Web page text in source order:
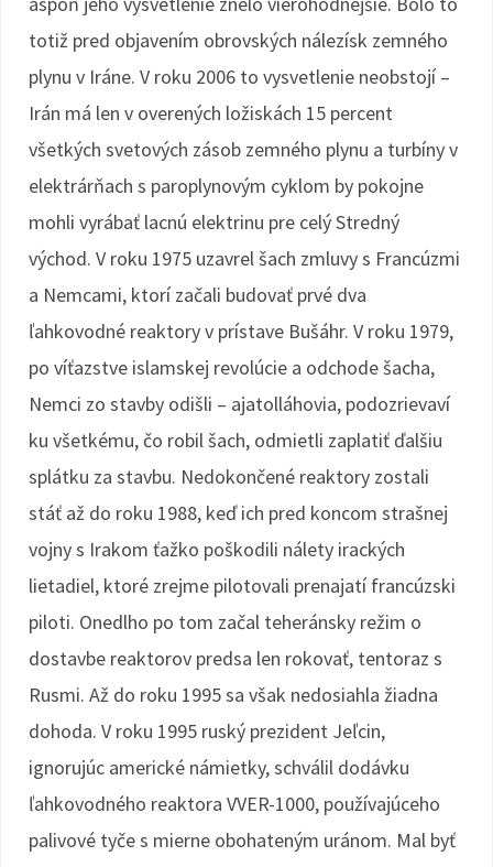
totiž pred objavením obrovských nálezísk zemného
plynu v Iráne. V roku 2006 to vysvetlenie neobstojí –
Irán má len v overených ložiskách 15 percent
všetkých svetových zásob zemného plynu a turbíny v
elektrárňach s paroplynovým cyklom by pokojne
mohli vyrábať lacnú elektrinu pre celý Stredný
východ. V roku 1975 uzavrel šach zmluvy s Francúzmi
a Nemcami, ktorí začali budovať prvé dva
ľahkovodné reaktory v prístave Bušáhr. V roku 1979,
po víťazstve islamskej revolúcie a odchode šacha,
Nemci zo stavby odišli – ajatolláhovia, podozrievaví
ku všetkému, čo robil šach, odmietli zaplatiť ďalšiu
splátku za stavbu. Nedokončené reaktory zostali
stáť až do roku 1988, keď ich pred koncom strašnej
vojny s Irakom ťažko poškodili nálety irackých
lietadiel, ktoré zrejme pilotovali prenajatí francúzski
piloti. Onedlho po tom začal teheránsky režim o
dostavbe reaktorov predsa len rokovať, tentoraz s
Rusmi. Až do roku 1995 sa však nedosiahla žiadna
dohoda. V roku 1995 ruský prezident Jeľcin,
ignorujúc americké námietky, schválil dodávku
ľahkovodného reaktora VVER-1000, používajúceho
palivové tyče s mierne obohateným uránom. Mal byť